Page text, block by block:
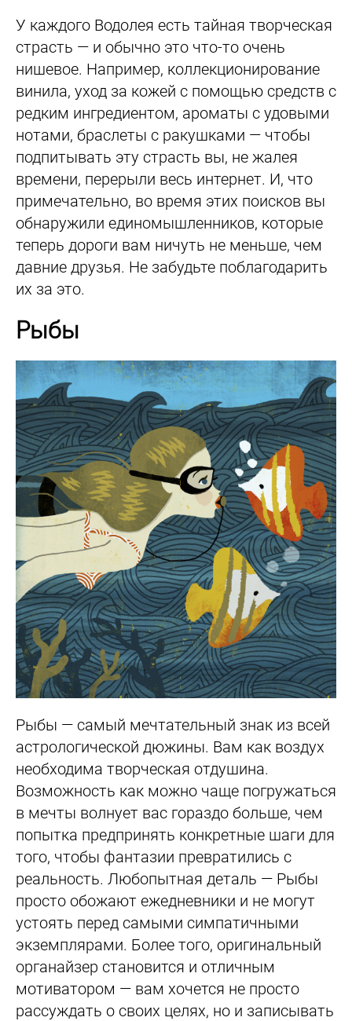
У каждого Водолея есть тайная творческая
страсть — и обычно это что-то очень
нишевое. Например, коллекционирование
винила, уход за кожей с помощью средств с
редким ингредиентом, ароматы с удовыми
нотами, браслеты с ракушками — чтобы
подпитывать эту страсть вы, не жалея
времени, перерыли весь интернет. И, что
примечательно, во время этих поисков вы
обнаружили единомышленников, которые
теперь дороги вам ничуть не меньше, чем
давние друзья. Не забудьте поблагодарить
их за это.
Рыбы
Рыбы — самый мечтательный знак из всей
астрологической дюжины. Вам как воздух
необходима творческая отдушина.
Возможность как можно чаще погружаться
в мечты волнует вас гораздо больше, чем
попытка предпринять конкретные шаги для
того, чтобы фантазии превратились с
реальность. Любопытная деталь — Рыбы
просто обожают ежедневники и не могут
устоять перед самыми симпатичными
экземплярами. Более того, оригинальный
органайзер становится и отличным
мотиватором — вам хочется не просто
рассуждать о своих целях, но и записывать